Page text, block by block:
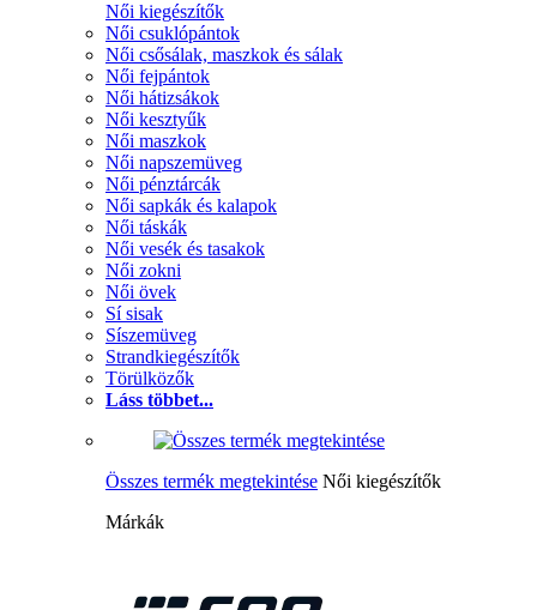
Női kiegészítők
Női csuklópántok
Női csősálak, maszkok és sálak
Női fejpántok
Női hátizsákok
Női kesztyűk
Női maszkok
Női napszemüveg
Női pénztárcák
Női sapkák és kalapok
Női táskák
Női vesék és tasakok
Női zokni
Női övek
Sí sisak
Síszemüveg
Strandkiegészítők
Törülközők
Láss többet...
Összes termék megtekintése Női kiegészítők
Márkák